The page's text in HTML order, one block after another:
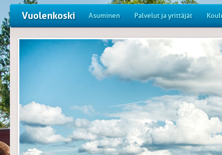
Vuolenkoski Asuminen Palvelut ja yrittäjät